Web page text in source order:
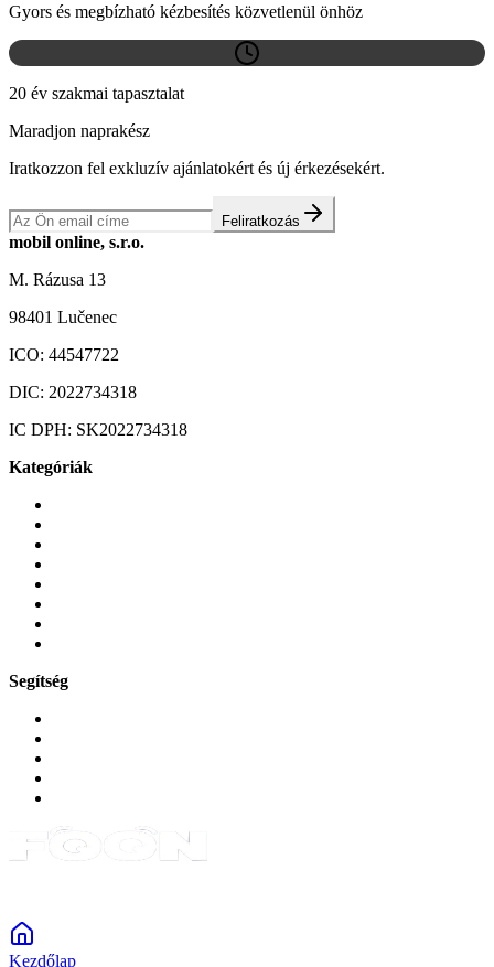
Gyors és megbízható kézbesítés közvetlenül önhöz
20 év szakmai tapasztalat
Maradjon naprakész
Iratkozzon fel exkluzív ajánlatokért és új érkezésekért.
Feliratkozás
mobil online, s.r.o.
M. Rázusa 13
98401 Lučenec
ICO: 44547722
DIC: 2022734318
IC DPH: SK2022734318
Kategóriák
Segítség
Kezdőlap